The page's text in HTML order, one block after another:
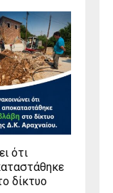
ότι
δίκτυο